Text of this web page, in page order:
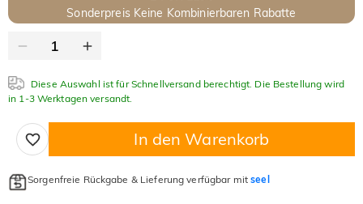
Sonderpreis Keine Kombinierbaren Rabatte
Diese Auswahl ist für Schnellversand berechtigt. Die Bestellung wird
in 1-3 Werktagen versandt.
In den Warenkorb
Sorgenfreie Rückgabe & Lieferung verfügbar mitseel